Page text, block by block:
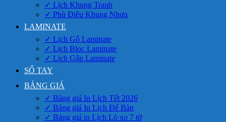
✓ Lịch Khung Tranh
✓ Phù Điêu Khung Nhựa
LAMINATE
✓ Lịch Gỗ Laminate
✓ Lịch Bloc Laminate
✓ Lịch Gập Laminate
SỔ TAY
BẢNG GIÁ
✓ Bảng giá In Lịch Tết 2026
✓ Bảng giá In Lịch Để Bàn
✓ Bảng giá in Lịch Lò xo 7 tờ